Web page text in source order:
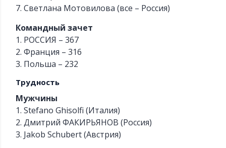
7. Светлана Мотовилова (все – Россия)
Командный зачет
1. РОССИЯ – 367
2. Франция – 316
3. Польша – 232
Трудность
Мужчины
1. Stefano Ghisolfi (Италия)
2. Дмитрий ФАКИРЬЯНОВ (Россия)
3. Jakob Schubert (Австрия)